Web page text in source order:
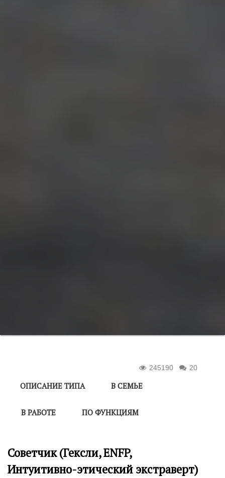
20
245190
ОПИСАНИЕ ТИПА В СЕМЬЕ
В РАБОТЕ ПО ФУНКЦИЯМ
Советчик (Гексли, ENFP,
Интуитивно-этический экстраверт)